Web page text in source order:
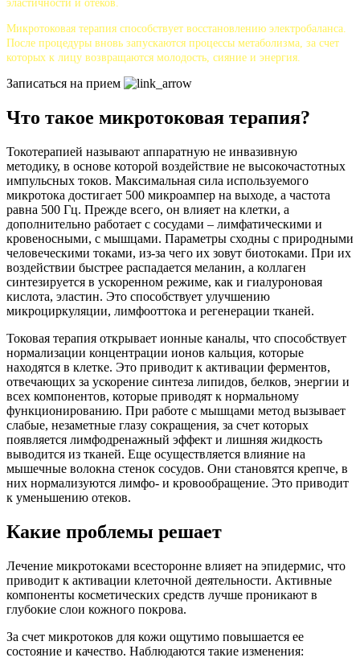
эластичности и отеков.
Микротоковая терапия способствует восстановлению электробаланса.
После процедуры вновь запускаются процессы метаболизма, за счет
которых к лицу возвращаются молодость, сияние и энергия.
Записаться на прием
Что такое микротоковая терапия?
Токотерапией называют аппаратную не инвазивную
методику, в основе которой воздействие не высокочастотных
импульсных токов. Максимальная сила используемого
микротока достигает 500 микроампер на выходе, а частота
равна 500 Гц. Прежде всего, он влияет на клетки, а
дополнительно работает с сосудами – лимфатическими и
кровеносными, с мышцами. Параметры сходны с природными
человеческими токами, из-за чего их зовут биотоками. При их
воздействии быстрее распадается меланин, а коллаген
синтезируется в ускоренном режиме, как и гиалуроновая
кислота, эластин. Это способствует улучшению
микроциркуляции, лимфооттока и регенерации тканей.
Токовая терапия открывает ионные каналы, что способствует
нормализации концентрации ионов кальция, которые
находятся в клетке. Это приводит к активации ферментов,
отвечающих за ускорение синтеза липидов, белков, энергии и
всех компонентов, которые приводят к нормальному
функционированию. При работе с мышцами метод вызывает
слабые, незаметные глазу сокращения, за счет которых
появляется лимфодренажный эффект и лишняя жидкость
выводится из тканей. Еще осуществляется влияние на
мышечные волокна стенок сосудов. Они становятся крепче, в
них нормализуются лимфо- и кровообращение. Это приводит
к уменьшению отеков.
Какие проблемы решает
Лечение микротоками всесторонне влияет на эпидермис, что
приводит к активации клеточной деятельности. Активные
компоненты косметических средств лучше проникают в
глубокие слои кожного покрова.
За счет микротоков для кожи ощутимо повышается ее
состояние и качество. Наблюдаются такие изменения: